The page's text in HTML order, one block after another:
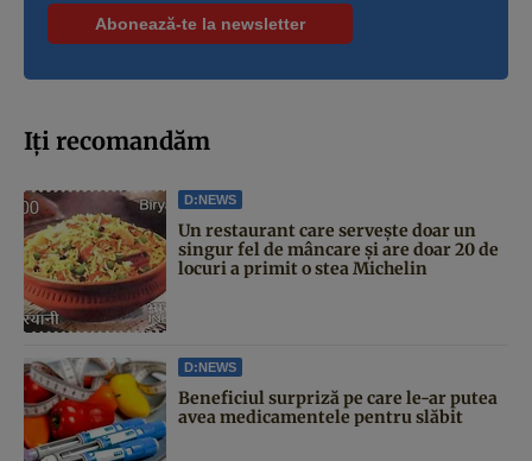
Iți recomandăm
D:NEWS
Un restaurant care servește doar un
singur fel de mâncare și are doar 20 de
locuri a primit o stea Michelin
D:NEWS
Beneficiul surpriză pe care le-ar putea
avea medicamentele pentru slăbit